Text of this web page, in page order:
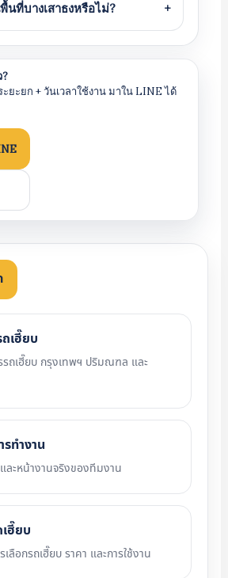
นที่บางเสาธงหรือไม่? +
?
ยะยก + วันเวลาใช้งาน มาใน LINE ได้
เฮี๊ยบ
ถเฮี๊ยบ กรุงเทพฯ ปริมณฑล และ
ทำงาน
ละหน้างานจริงของทีมงาน
ฮี๊ยบ
ลือกรถเฮี๊ยบ ราคา และการใช้งาน